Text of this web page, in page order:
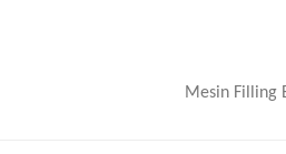
Mesin Filling